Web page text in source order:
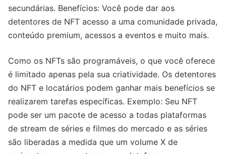
secundárias. Benefícios: Você pode dar aos
detentores de NFT acesso a uma comunidade privada,
conteúdo premium, acessos a eventos e muito mais.
Como os NFTs são programáveis, o que você oferece
é limitado apenas pela sua criatividade. Os detentores
do NFT e locatários podem ganhar mais benefícios se
realizarem tarefas específicas. Exemplo: Seu NFT
pode ser um pacote de acesso a todas plataformas
de stream de séries e filmes do mercado e as séries
são liberadas a medida que um volume X de